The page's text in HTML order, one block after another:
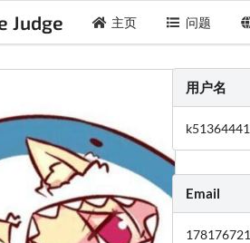
Judge 主页 问题
用户名
Email